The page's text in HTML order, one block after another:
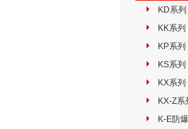
KD系列
KK系列
KP系列
KS系列
KX系列
KX-Z系
K-E防